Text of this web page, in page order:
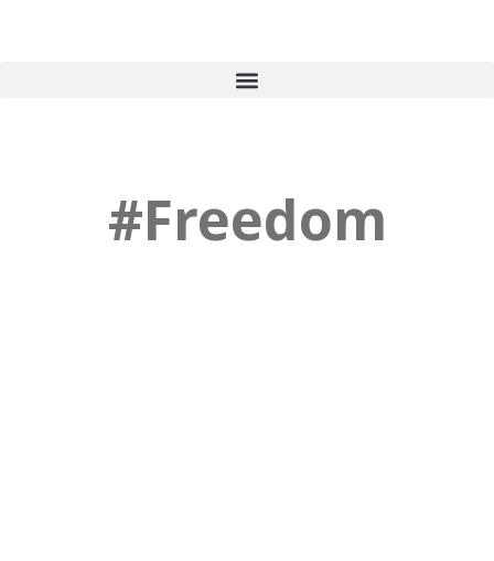
#Freedom